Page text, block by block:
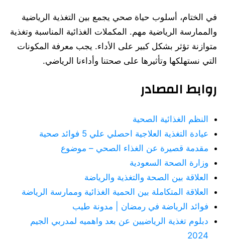
في الختام، أسلوب حياة صحي يجمع بين التغذية الرياضية
والممارسة الرياضية مهم. المكملات الغذائية المناسبة وتغذية
متوازنة تؤثر بشكل كبير على الأداء. يجب معرفة المكونات
التي نستهلكها وتأثيرها على صحتنا وأداءنا الرياضي.
روابط المصادر
النظم الغذائية الصحية
عيادة التغذية العلاجية احصلي علي 5 فوائد صحية
مقدمة قصيرة عن الغذاء الصحي – موضوع
وزارة الصحة السعودية
العلاقة بين الصحة والتغذية والرياضة
العلاقة المتكاملة بين الحمية الغذائية وممارسة الرياضة
فوائد الرياضة في رمضان | مدونة طيب
دبلوم تغذية الرياضيين عن بعد واهميه لمدربي الجيم
2024